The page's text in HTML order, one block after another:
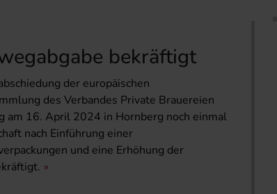
bekräftigt
der europäischen
des Verbandes Private Brauereien
am 16. April 2024 in Hornberg noch einmal
nach Einführung einer
und eine Erhöhung der